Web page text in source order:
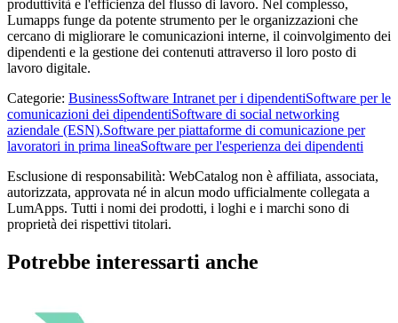
produttività e l'efficienza del flusso di lavoro. Nel complesso,
Lumapps funge da potente strumento per le organizzazioni che
cercano di migliorare le comunicazioni interne, il coinvolgimento dei
dipendenti e la gestione dei contenuti attraverso il loro posto di
lavoro digitale.
Categorie: BusinessSoftware Intranet per i dipendentiSoftware per le
comunicazioni dei dipendentiSoftware di social networking
aziendale (ESN).Software per piattaforme di comunicazione per
lavoratori in prima lineaSoftware per l'esperienza dei dipendenti
Esclusione di responsabilità: WebCatalog non è affiliata, associata,
autorizzata, approvata né in alcun modo ufficialmente collegata a
LumApps. Tutti i nomi dei prodotti, i loghi e i marchi sono di
proprietà dei rispettivi titolari.
Potrebbe interessarti anche